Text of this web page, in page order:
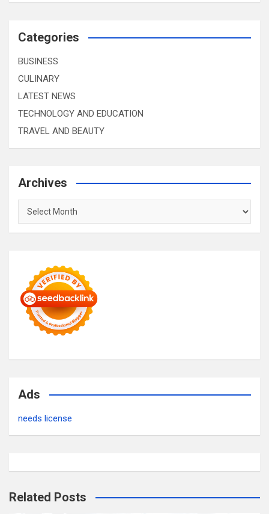
Categories
BUSINESS
CULINARY
LATEST NEWS
TECHNOLOGY AND EDUCATION
TRAVEL AND BEAUTY
Archives
Archives
Ads
needs license
Related Posts